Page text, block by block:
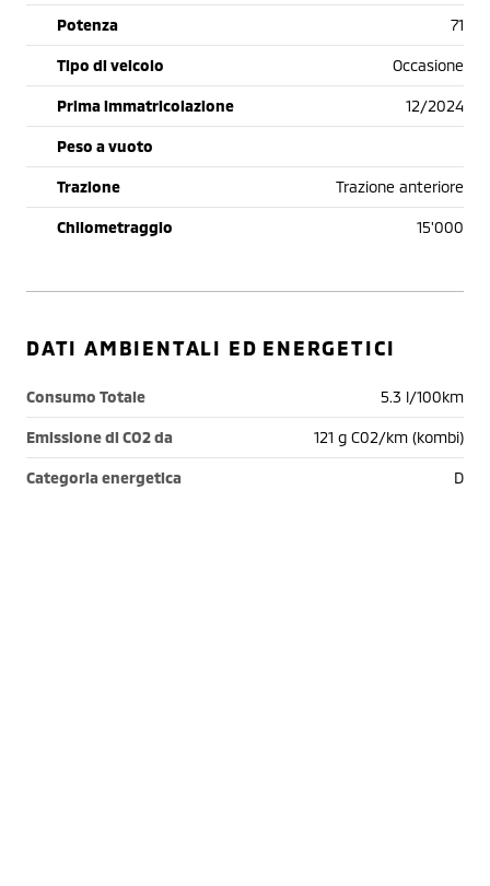
Potenza 71
Tipo di veicolo Occasione
Prima immatricolazione 12/2024
Peso a vuoto
Trazione Trazione anteriore
Chilometraggio 15'000
DATI AMBIENTALI ED ENERGETICI
Consumo Totale 5.3 l/100km
Emissione di CO2 da 121 g C02/km (kombi)
Categoria energetica D